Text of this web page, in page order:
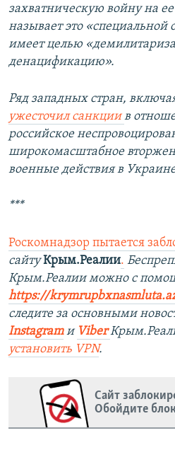
захватническую войну на
называет это «специальной
имеет целью
денацификацию».
Ряд западных стран,
ужесточил санкциив
российское
широкомасштабное
военные действия в
***
Роскомнадзор пытается
сайтуКрым.Реалии.
Крым.Реалии можно с
https://
следите за основными
Instagram и Viber
установить VPN.
Сайт
Обойдите